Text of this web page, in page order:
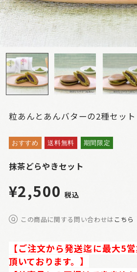
粒あんとあんバターの2種セット
おすすめ 送料無料 期間限定
抹茶どらやきセット
¥2,500 税込
この商品に関する問い合わせは こちら
【ご注文から発送迄に最大5
頂いております。】